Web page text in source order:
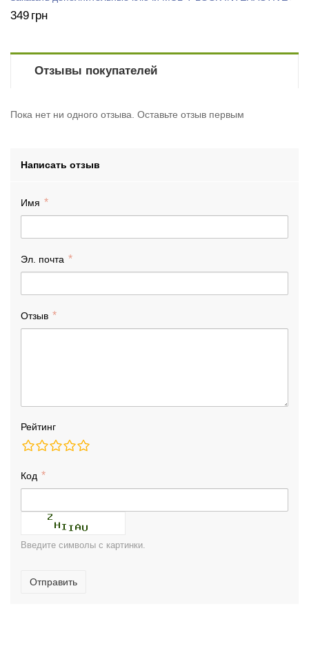
349 грн
Отзывы покупателей
Пока нет ни одного отзыва. Оставьте отзыв первым
Написать отзыв
Имя
Эл. почта
Отзыв
Рейтинг
Код
Введите символы с картинки.
Отправить